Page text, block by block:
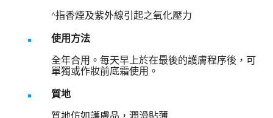
^指香煙及紫外線引起之氧化壓力
使用方法
全年合用。每天早上於在最後的護膚程序後，可
單獨或作妝前底霜使用。
質地